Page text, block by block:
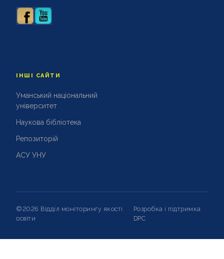
ІНШІ САЙТИ
Уманський національний
університет
Наукова бібліотека
Репозиторій
АСУ УНУ
©2026 Відділ моніторингу якості
освіти
Розробка і підтримка
DPC